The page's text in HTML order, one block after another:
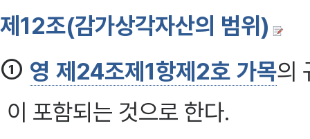
제12조(감가상각자산의 범위)
① 영 제24조제1항제2호 가목의
이 포함되는 것으로 한다.